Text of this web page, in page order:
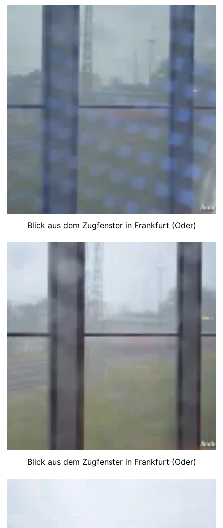
Blick aus dem Zugfenster in Frankfurt (Oder)
Blick aus dem Zugfenster in Frankfurt (Oder)